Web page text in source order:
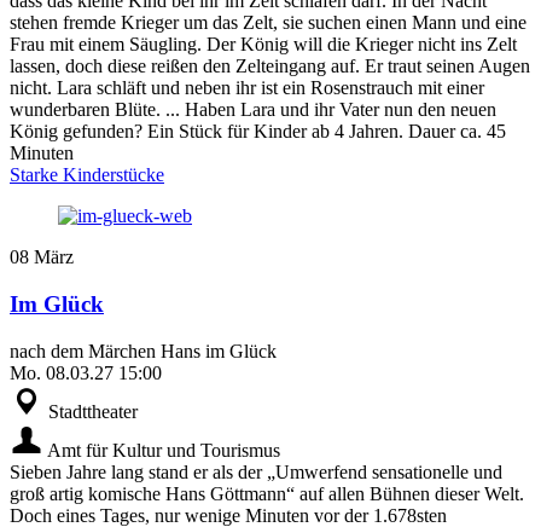
stehen fremde Krieger um das Zelt, sie suchen einen Mann und eine
Frau mit einem Säugling. Der König will die Krieger nicht ins Zelt
lassen, doch diese reißen den Zelteingang auf. Er traut seinen Augen
nicht. Lara schläft und neben ihr ist ein Rosenstrauch mit einer
wunderbaren Blüte. ... Haben Lara und ihr Vater nun den neuen
König gefunden? Ein Stück für Kinder ab 4 Jahren. Dauer ca. 45
Minuten
Starke Kinderstücke
08 März
Im Glück
nach dem Märchen Hans im Glück
Mo. 08.03.27 15:00
Stadttheater
Amt für Kultur und Tourismus
Sieben Jahre lang stand er als der „Umwerfend sensationelle und
groß artig komische Hans Göttmann“ auf allen Bühnen dieser Welt.
Doch eines Tages, nur wenige Minuten vor der 1.678sten